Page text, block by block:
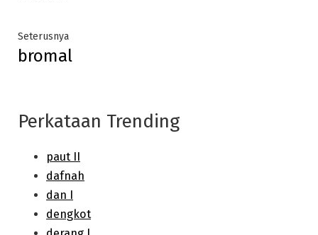
SeterusnyaNext
bromal
Perkataan Trending